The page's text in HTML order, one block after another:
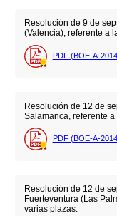
Resolución de 9 de
(Valencia), referente a
PDF (BOE-A-
Resolución de 12 de
Salamanca, referente
PDF (BOE-A-
Resolución de 12 de
Fuerteventura (Las
varias plazas.